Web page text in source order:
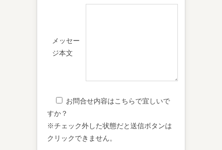
メッセー
ジ本文
お問合せ内容はこちらで宜しいで
すか？
※チェック外した状態だと送信ボタンは
クリックできません。